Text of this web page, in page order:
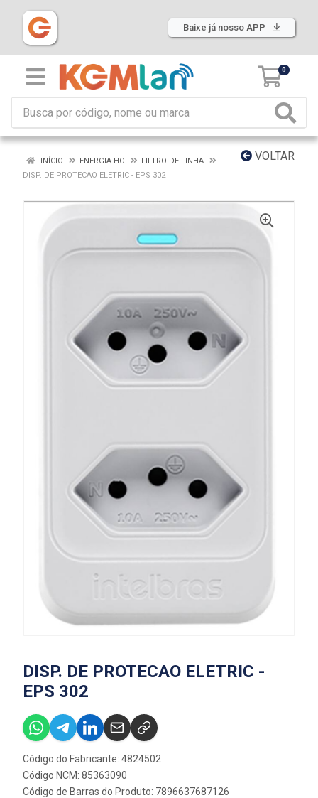
Baixe já nosso APP
0
VOLTAR
INÍCIO ENERGIA HO
FILTRO DE LINHA
DISP. DE PROTECAO ELETRIC - EPS 302
DISP. DE PROTECAO ELETRIC -
EPS 302
Código do Fabricante: 4824502
Código NCM: 85363090
Código de Barras do Produto: 7896637687126